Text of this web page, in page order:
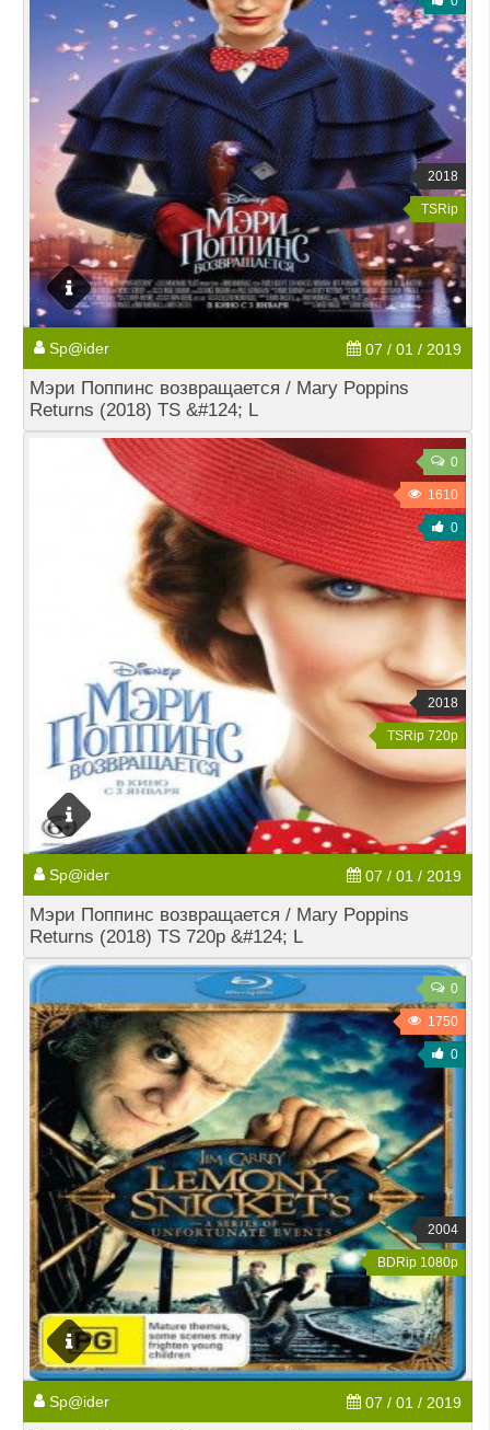
2018
TSRip
Sp@ider 07 / 01 / 2019
Мэри Поппинс возвращается / Mary Poppins
Returns (2018) TS &#124; L
0
1610
0
2018
TSRip 720p
Sp@ider 07 / 01 / 2019
Мэри Поппинс возвращается / Mary Poppins
Returns (2018) TS 720p &#124; L
0
1750
0
2004
BDRip 1080p
Sp@ider 07 / 01 / 2019